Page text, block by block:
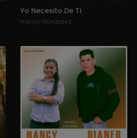
Yo Necesito De Ti
Nancy Gonzalez